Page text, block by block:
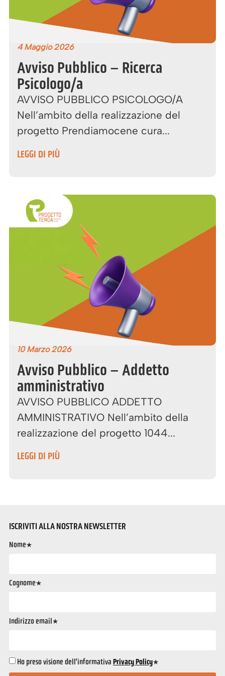
4 Maggio 2026
Avviso Pubblico – Ricerca
Psicologo/a
AVVISO PUBBLICO PSICOLOGO/A
Nell’ambito della realizzazione del
progetto Prendiamocene cura...
LEGGI DI PIÙ
10 Marzo 2026
Avviso Pubblico – Addetto
amministrativo
AVVISO PUBBLICO ADDETTO
AMMINISTRATIVO Nell’ambito della
realizzazione del progetto 1044...
LEGGI DI PIÙ
ISCRIVITI ALLA NOSTRA NEWSLETTER
Nome*
Cognome*
Indirizzo email*
Ho preso visione dell'informativa Privacy Policy*